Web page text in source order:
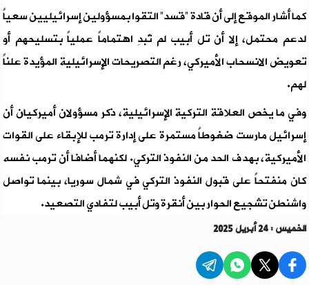
كما أشار الموقع إلى أن قادة “قسد” التقوا بمسؤولين إسرائيليين سعياً
لدعم محتمل، إلا أن تل أبيب لم تُبدِ اهتماماً عملياً بتسليحهم أو
تعويض الانسحاب الأميركي، رغم التصريحات الإسرائيلية المؤيدة علناً
لهم.
وفي ما يخص العلاقة التركية الإسرائيلية، ذكر مسؤولان أميركيان أن
إسرائيل مارست ضغوطاً مستمرة على إدارة ترمب للإبقاء على القوات
الأميركية، بهدف الحد من النفوذ التركي. لكنهما أضافا أن ترمب نفسه
كان منفتحاً على قبول النفوذ التركي في شمال سوريا، بينما تواصل
واشنطن تشجيع الحوار بين أنقرة وتل أبيب لتفادي التصعيد.
الخميس : 24 أبريل 2025